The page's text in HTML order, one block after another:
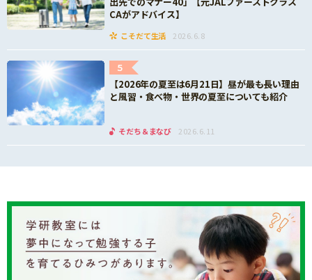
CAがアドバイス】
こそだて生活 2026.6.8
5
【2026年の夏至は6月21日】昼が最も長い理由
と風習・食べ物・世界の夏至についても紹介
そだち＆まなび 2026.6.11